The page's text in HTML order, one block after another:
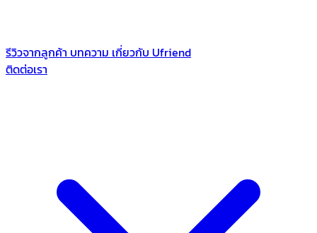
รีวิวจากลูกค้า บทความ เกี่ยวกับ Ufriend
ติดต่อเรา